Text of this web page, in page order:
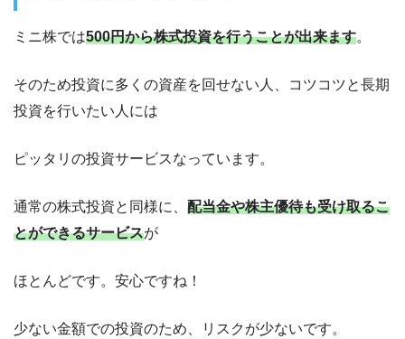
ミニ株では500円から株式投資を行うことが出来ます。
そのため投資に多くの資産を回せない人
コツコツと長期
投資を行いたい人 には
ピッタリの投資サービスなっています。
通常の株式投資と同様に、 配当金や株主優待も受け取るこ
とができるサービスが
ほとんどです。安心ですね！
少ない金額での投資のため、 リスクが少ないです。